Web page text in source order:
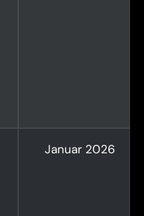
Januar 2026